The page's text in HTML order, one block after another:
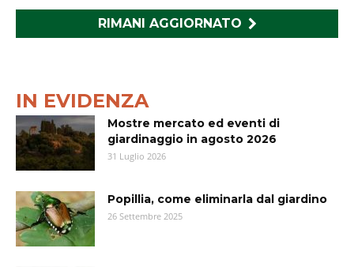
RIMANI AGGIORNATO
IN EVIDENZA
Mostre mercato ed eventi di
giardinaggio in agosto 2026
31 Luglio 2026
Popillia, come eliminarla dal giardino
26 Settembre 2025